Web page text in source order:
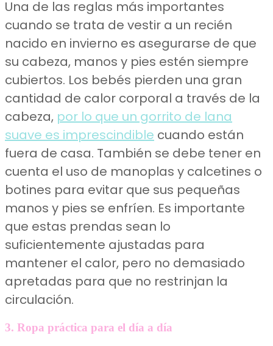
Una de las reglas más importantes
cuando se trata de vestir a un recién
nacido en invierno es asegurarse de que
su cabeza, manos y pies estén siempre
cubiertos. Los bebés pierden una gran
cantidad de calor corporal a través de la
cabeza, por lo que un gorrito de lana
suave es imprescindible cuando están
fuera de casa. También se debe tener en
cuenta el uso de manoplas y calcetines o
botines para evitar que sus pequeñas
manos y pies se enfríen. Es importante
que estas prendas sean lo
suficientemente ajustadas para
mantener el calor, pero no demasiado
apretadas para que no restrinjan la
circulación.
3. Ropa práctica para el día a día